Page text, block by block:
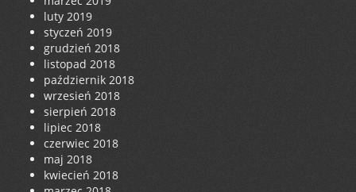
luty 2019
styczeń 2019
grudzień 2018
listopad 2018
październik 2018
wrzesień 2018
sierpień 2018
lipiec 2018
czerwiec 2018
maj 2018
kwiecień 2018